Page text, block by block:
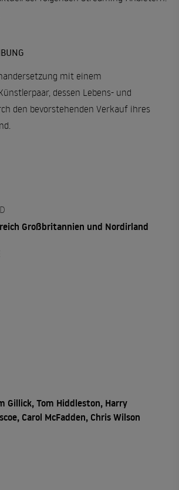
mit einem
dessen Lebens- und
den bevorstehenden Verkauf ihres
Großbritannien und Nordirland
Gillick, Tom Hiddleston, Harry
Carol McFadden, Chris Wilson